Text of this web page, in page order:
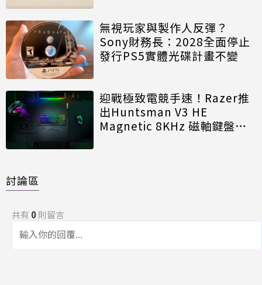
無視玩家與製作人反彈？
Sony財務長：2028全面停止
發行PS5實體光碟計畫不變
迎戰極致電競手速！Razer推
出Huntsman V3 HE
Magnetic 8KHz 磁軸鍵盤效
討論區
共有 0則留言